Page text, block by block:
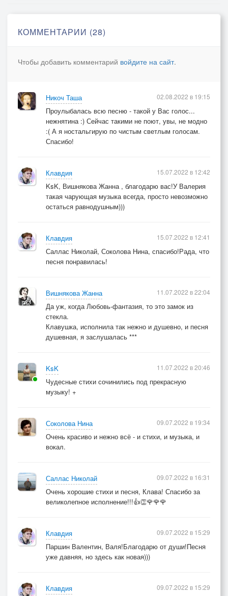
Волшебная рапсодия – зовут её мечтой.
КОММЕНТАРИИ (28)
Чтобы добавить комментарий войдите на сайт.
Никоч Таша
Проулыбалась всю песню - такой у Вас голос...
нежнятина :) Сейчас такими не поют, увы, не модно
:( А я ностальгирую по чистым светлым голосам.
Спасибо!
02.08.2022 в 19:15
Клавдия
KsK, Вишнякова Жанна , благодарю вас!У Валерия
такая чарующая музыка всегда, просто невозможно
остаться равнодушным)))
15.07.2022 в 12:42
Клавдия
Саллас Николай, Соколова Нина, спасибо!Рада, что
песня понравилась!
15.07.2022 в 12:41
Вишнякова Жанна
Да уж, когда Любовь-фантазия, то это замок из
стекла.
Клавушка, исполнила так нежно и душевно, и песня
душевная, я заслушалась ***
11.07.2022 в 22:04
KsK
Чудесные стихи сочинились под прекрасную
музыку! +
11.07.2022 в 20:46
Соколова Нина
Очень красиво и нежно всё - и стихи, и музыка, и
вокал.
09.07.2022 в 19:34
Саллас Николай
Очень хорошие стихи и песня, Клава! Спасибо за
великолепное исполнение!!!👍👏🌹🌹🌹
09.07.2022 в 16:31
Клавдия
Паршин Валентин, Валя!Благодарю от души!Песня
уже давняя, но здесь как новая)))
09.07.2022 в 15:29
Клавдия
09.07.2022 в 15:29